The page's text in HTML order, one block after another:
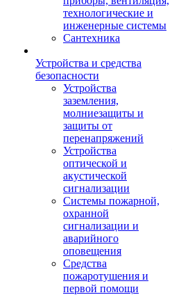
технологические и
инженерные системы
Сантехника
Устройства и средства
безопасности
Устройства
заземления,
молниезащиты и
защиты от
перенапряжений
Устройства
оптической и
акустической
сигнализации
Системы пожарной,
охранной
сигнализации и
аварийного
оповещения
Средства
пожаротушения и
первой помощи